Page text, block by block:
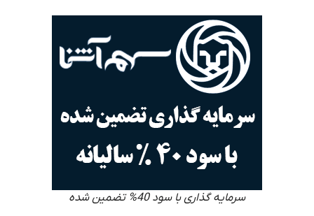
سرمایه گذاری با سود 40% تضمین شده